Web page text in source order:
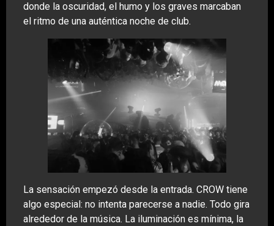
donde la oscuridad, el humo y los graves marcaban
el ritmo de una auténtica noche de club.
La sensación empezó desde la entrada. CROW tiene
algo especial: no intenta parecerse a nadie. Todo gira
alrededor de la música. La iluminación es mínima, la